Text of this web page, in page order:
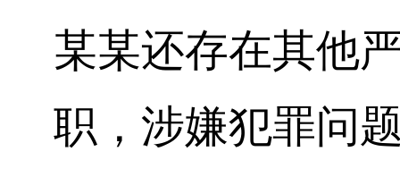
某某还存在其他
职，涉嫌犯罪问